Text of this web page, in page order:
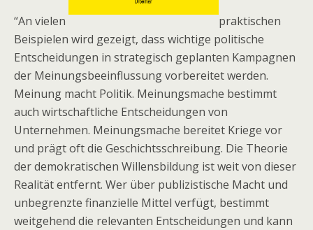
“An vielen
praktischen
Beispielen wird gezeigt, dass wichtige politische
Entscheidungen in strategisch geplanten Kampagnen
der Meinungsbeeinflussung vorbereitet werden.
Meinung macht Politik. Meinungsmache bestimmt
auch wirtschaftliche Entscheidungen von
Unternehmen. Meinungsmache bereitet Kriege vor
und prägt oft die Geschichtsschreibung. Die Theorie
der demokratischen Willensbildung ist weit von dieser
Realität entfernt. Wer über publizistische Macht und
unbegrenzte finanzielle Mittel verfügt, bestimmt
weitgehend die relevanten Entscheidungen und kann